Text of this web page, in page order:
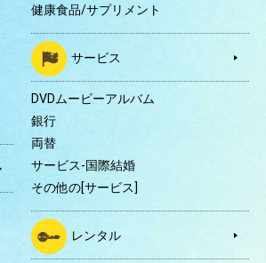
健康食品/サプリメント
サービス
DVDムービーアルバム
銀行
両替
サービス-国際結婚
その他の[サービス]
レンタル